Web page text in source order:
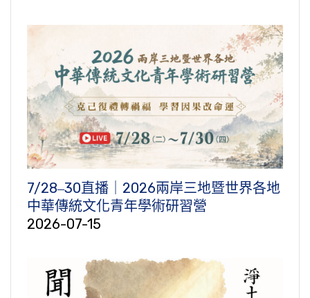
7/28‒30直播｜2026兩岸三地暨世界各地
中華傳統文化青年學術研習營
2026-07-15